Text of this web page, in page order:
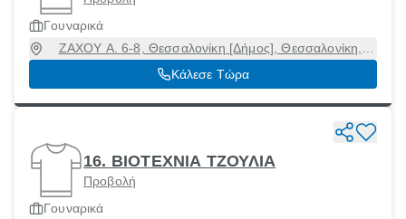
Γουναρικά
ΖΑΧΟΥ Α. 6-8, Θεσσαλονίκη [Δήμος], Θεσσαλονίκη,
54454
Κάλεσε Τώρα
16. ΒΙΟΤΕΧΝΙΑ ΤΖΟΥΛΙΑ
Προβολή
Γουναρικά